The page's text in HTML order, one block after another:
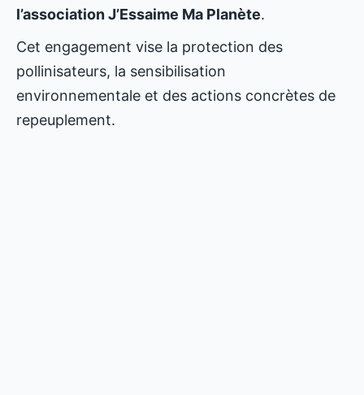
l’association J’Essaime Ma Planète.
Cet engagement vise la protection des
pollinisateurs, la sensibilisation
environnementale et des actions concrètes de
repeuplement.